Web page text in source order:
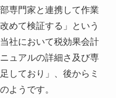
専門家と連携して作業
めて検証する」という
社において税効果会計
ュアルの詳細さ及び専
しており」、後からミ
ようです。